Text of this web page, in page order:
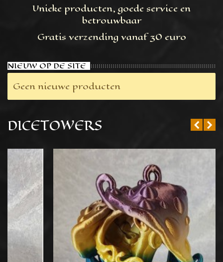
Unieke producten, goede service en
betrouwbaar
Gratis verzending vanaf 30 euro
NIEUW OP DE SITE
Geen nieuwe producten
DICETOWERS